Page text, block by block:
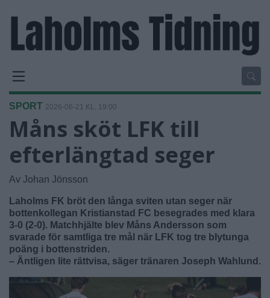
SPORT 2026-06-21 KL. 19:00
Måns sköt LFK till
efterlängtad seger
Av Johan Jönsson
Laholms FK bröt den långa sviten utan seger när
bottenkollegan Kristianstad FC besegrades med klara
3-0 (2-0). Matchhjälte blev Måns Andersson som
svarade för samtliga tre mål när LFK tog tre blytunga
poäng i bottenstriden.
– Äntligen lite rättvisa, säger tränaren Joseph Wahlund.